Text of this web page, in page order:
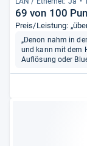
69 von 100
Preis/Leistung:
„Denon nahm in
und kann mit dem
Auflösung oder